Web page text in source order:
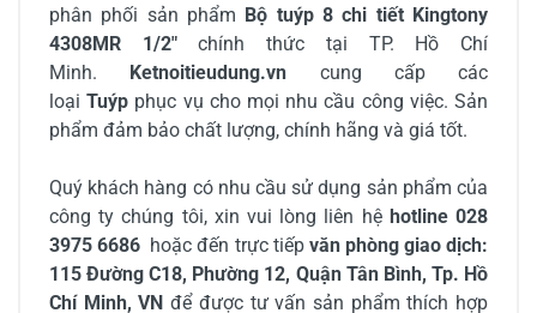
phân phối sản phẩm Bộ tuýp 8 chi tiết Kingtony
4308MR 1/2"chính thức tại TP. Hồ Chí
Minh. Ketnoitieudung.vn cung cấp các
loạiTuýp phục vụ cho mọi nhu cầu công việc. Sản
phẩm đảm bảo chất lượng, chính hãng và giá tốt.
Quý khách hàng có nhu cầu sử dụng sản phẩm của
công ty chúng tôi, xin vui lòng liên hệ hotline 028
3975 6686 hoặc đến trực tiếp văn phòng giao dịch:
115 Đường C18, Phường 12, Quận Tân Bình, Tp. Hồ
Chí Minh, VN để được tư vấn sản phẩm thích hợp